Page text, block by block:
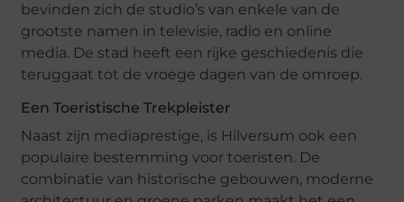
bevinden zich de studio’s van enkele van de
grootste namen in televisie, radio en online
media. De stad heeft een rijke geschiedenis die
teruggaat tot de vroege dagen van de omroep.
Een Toeristische Trekpleister
Naast zijn mediaprestige, is Hilversum ook een
populaire bestemming voor toeristen. De
combinatie van historische gebouwen, moderne